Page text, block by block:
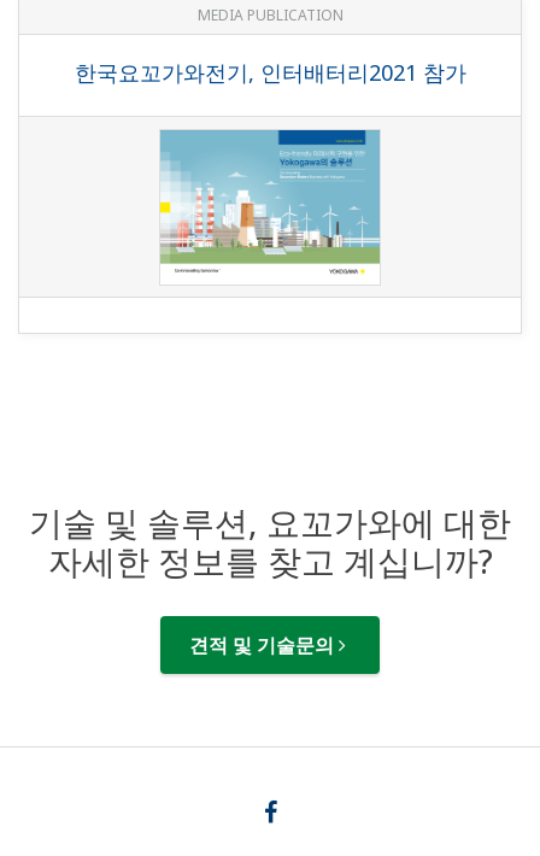
MEDIA PUBLICATION
한국요꼬가와전기, 인터배터리2021 참가
기술 및 솔루션, 요꼬가와에 대한
자세한 정보를 찾고 계십니까?
견적 및 기술문의